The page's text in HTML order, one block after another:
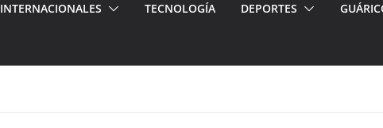
INTERNACIONALES TECNOLOGÍA DEPORTES